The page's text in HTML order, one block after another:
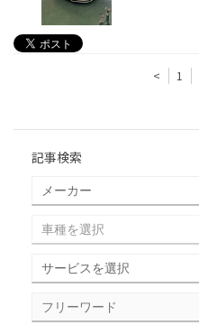
< 1
記事検索